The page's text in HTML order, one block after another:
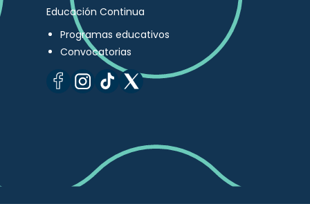
Educación Continua
Programas educativos
Convocatorias